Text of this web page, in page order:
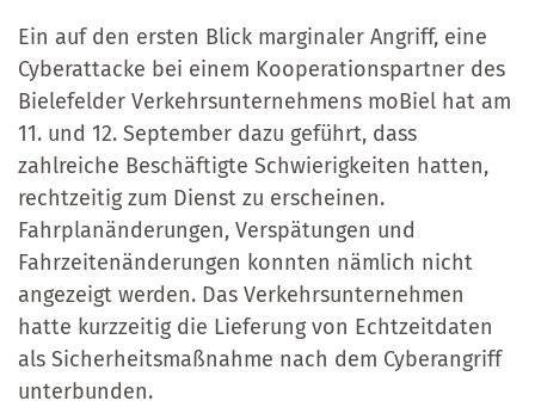
Ein auf den ersten Blick marginaler Angriff, eine
Cyberattacke bei einem Kooperationspartner des
Bielefelder Verkehrsunternehmens moBiel hat am
11. und 12. September dazu geführt, dass
zahlreiche Beschäftigte Schwierigkeiten hatten,
rechtzeitig zum Dienst zu erscheinen.
Fahrplanänderungen, Verspätungen und
Fahrzeitenänderungen konnten nämlich nicht
angezeigt werden. Das Verkehrsunternehmen
hatte kurzzeitig die Lieferung von Echtzeitdaten
als Sicherheitsmaßnahme nach dem Cyberangriff
unterbunden.